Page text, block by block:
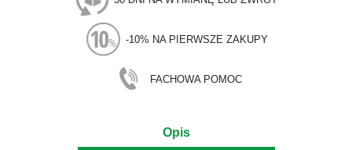
-10% NA PIERWSZE ZAKUPY
FACHOWA POMOC
Opis